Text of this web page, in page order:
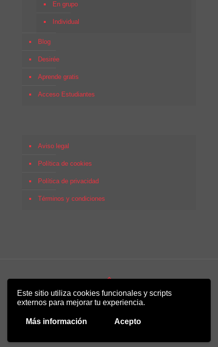
Este sitio utiliza cookies funcionales y scripts
externos para mejorar tu experiencia.
Más información Acepto
En grupo
Individual
Blog
Desirée
Aprende gratis
Acceso Estudiantes
Aviso legal
Política de cookies
Política de privacidad
Términos y condiciones
Copyright 2022 - Desirée Bela-Lobedde